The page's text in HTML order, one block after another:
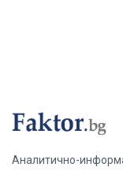
Аналитично-